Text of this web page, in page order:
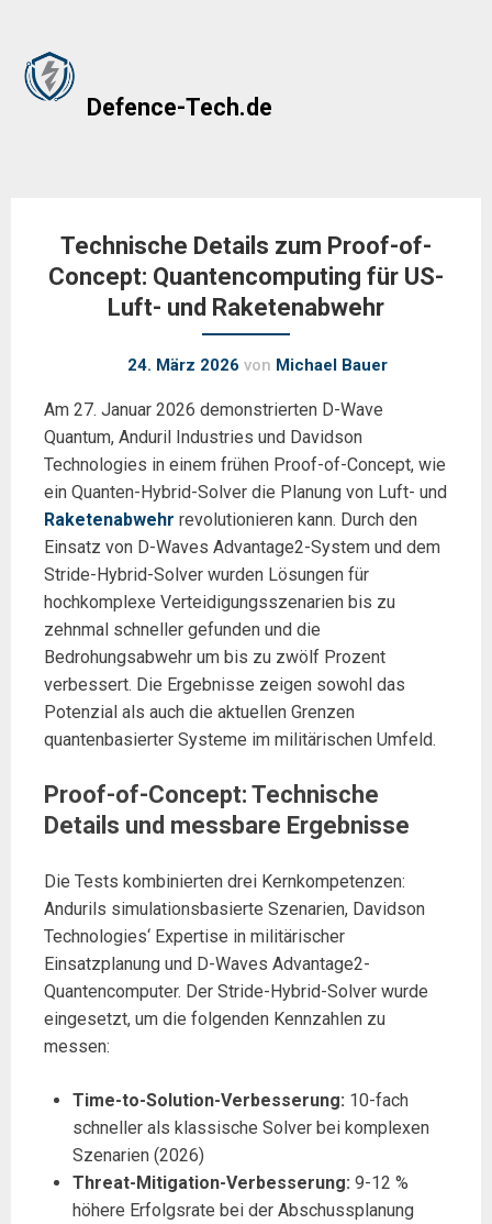
Skip
to
content
Defence-Tech.de
Technische Details zum Proof-of-
Concept: Quantencomputing für US-
Luft- und Raketenabwehr
24. März 2026 von Michael Bauer
Am 27. Januar 2026 demonstrierten D-Wave
Quantum, Anduril Industries und Davidson
Technologies in einem frühen Proof-of-Concept, wie
ein Quanten-Hybrid-Solver die Planung von Luft- und
Raketenabwehr revolutionieren kann. Durch den
Einsatz von D-Waves Advantage2-System und dem
Stride-Hybrid-Solver wurden Lösungen für
hochkomplexe Verteidigungsszenarien bis zu
zehnmal schneller gefunden und die
Bedrohungsabwehr um bis zu zwölf Prozent
verbessert. Die Ergebnisse zeigen sowohl das
Potenzial als auch die aktuellen Grenzen
quantenbasierter Systeme im militärischen Umfeld.
Proof-of-Concept: Technische
Details und messbare Ergebnisse
Die Tests kombinierten drei Kernkompetenzen:
Andurils simulationsbasierte Szenarien, Davidson
Technologies‘ Expertise in militärischer
Einsatzplanung und D-Waves Advantage2-
Quantencomputer. Der Stride-Hybrid-Solver wurde
eingesetzt, um die folgenden Kennzahlen zu
messen:
Time-to-Solution-Verbesserung: 10-fach
schneller als klassische Solver bei komplexen
Szenarien (2026)
Threat-Mitigation-Verbesserung: 9-12 %
höhere Erfolgsrate bei der Abschussplanung